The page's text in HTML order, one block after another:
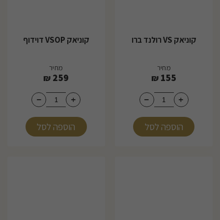
קוניאק VS רולנד ברו
מחיר
155
₪
הוספה לסל
קוניאק VSOP דוידוף
מחיר
259
₪
הוספה לסל